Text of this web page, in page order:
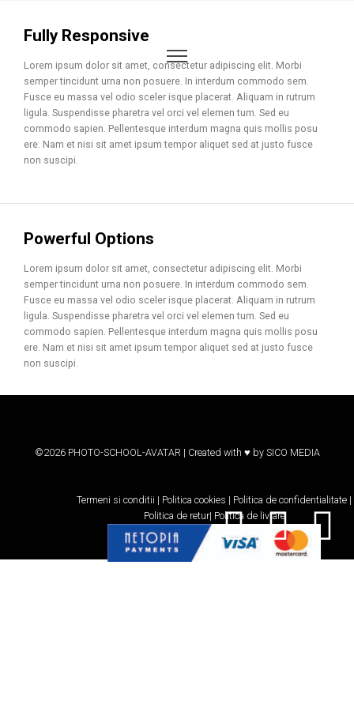
Fully Responsive
Lorem ipsum dolor sit amet, consectetur adipiscing elit. Morbi
semper tincidunt urna non posuere. In interdum commodo sem.
Fusce eu massa vel odio sceler isque placerat. Aliquam in rutrum
ligula. Suspendisse pharetra vel orci vel elemen tum. Sed eu
commodo sapien. Pellentesque interdum magna quis mollis posu
ere. Nam et nisi sit amet ipsum tempor aliquet sed at justo fusce
non suscipi.
Powerful Options
Lorem ipsum dolor sit amet, consectetur adipiscing elit. Morbi
semper tincidunt urna non posuere. In interdum commodo sem.
Fusce eu massa vel odio sceler isque placerat. Aliquam in rutrum
ligula. Suspendisse pharetra vel orci vel elemen tum. Sed eu
commodo sapien. Pellentesque interdum magna quis mollis posu
ere. Nam et nisi sit amet ipsum tempor aliquet sed at justo fusce
non suscipi.
©2026 PHOTO-SCHOOL-AVATAR | Created with ♥ by SICO MEDIA
Termeni si conditii | Politica cookies | Politica de confidentialitate |
Politica de retur| Politica de livrare